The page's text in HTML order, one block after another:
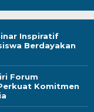
Inspiratif
Berdayakan
Forum
Komitmen